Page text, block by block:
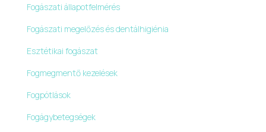
Fogászati állapotfelmérés
Fogászati megelőzés és dentálhigiénia
Esztétikai fogászat
Fogmegmentő kezelések
Fogpótlások
Fogágybetegségek